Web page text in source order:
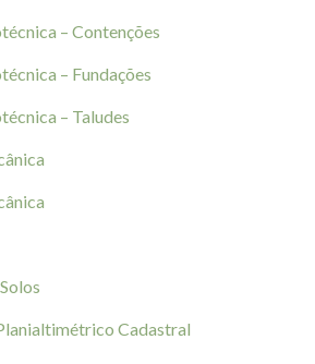
– Contenções
– Fundações
– Taludes
Cadastral